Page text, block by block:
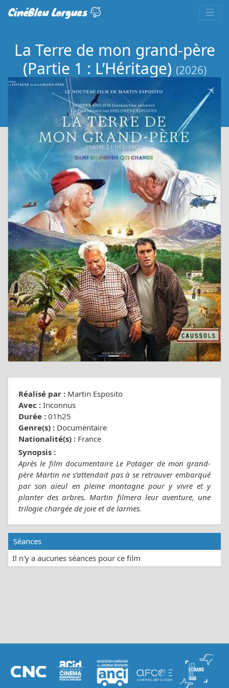
CinéBleu Lorgues
La Terre de mon grand-père
(Partie 1 : L’Héritage) (2026)
Réalisé par : Martin Esposito
Avec : Inconnus
Durée : 01h25
Genre(s) : Documentaire
Nationalité(s) : France
Synopsis :
Après le film documentaire Le Potager de mon grand-
père Martin ne s’attendait pas à se retrouver embarqué
par son aïeul en pleine montagne pour y vivre et y
planter des arbres. Martin filmera leur aventure, une
trilogie chargée de joie et de larmes.
Séances
Il n'y a aucunes séances pour ce film